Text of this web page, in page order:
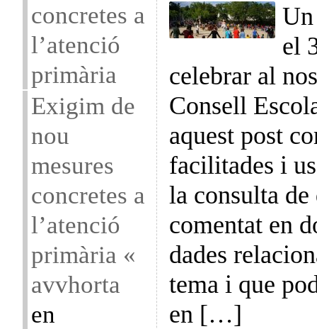
concretes a
l’atenció
primària
Exigim de
nou
mesures
concretes a
l’atenció
primària «
avvhorta
en
el
celebrar al
Consell
aquest post
facilitades i
la consulta de
comentat en
dades
tema i que
en […]